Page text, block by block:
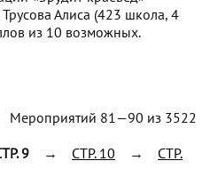
Алиса (423 школа, 4
из 10 возможных.
Мероприятий 81—90 из 3522
9 → CTP. 10 → CTP.